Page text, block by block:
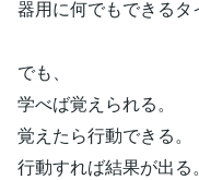
器用に何でもできるタ
でも、
学べば覚えられる。
覚えたら行動できる。
行動すれば結果が出る。